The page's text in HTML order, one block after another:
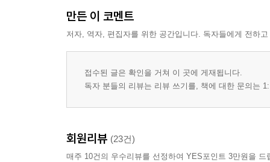
만든 이 코멘트
저자, 역자, 편집자를 위한 공간입니다. 독자들에게 전하
접수된 글은 확인을 거쳐 이 곳에 게재됩니다.
독자 분들의 리뷰는 리뷰 쓰기를, 책에 대한 문의는
회원리뷰 (23건)
매주 10건의 우수리뷰를 선정하여 YES포인트 3만원을 드